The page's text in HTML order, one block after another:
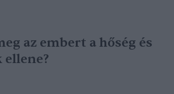
az embert a hőség és